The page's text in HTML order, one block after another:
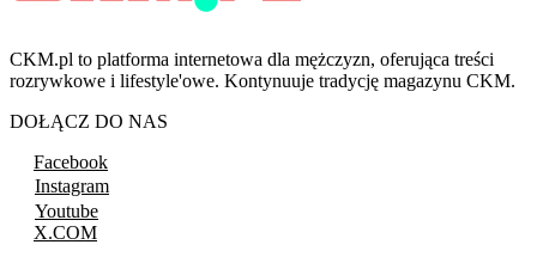
CKM.pl to platforma internetowa dla mężczyzn, oferująca treści
rozrywkowe i lifestyle'owe. Kontynuuje tradycję magazynu CKM.
DOŁĄCZ DO NAS
Facebook
Instagram
Youtube
X.COM